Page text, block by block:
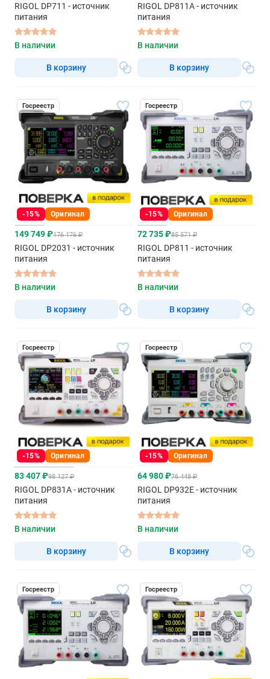
RIGOL DP711 - источник
питания
В наличии
В корзину
RIGOL DP811A - источник
питания
В наличии
В корзину
Госреестр
-15% Оригинал
149 749 ₽176 176 ₽
RIGOL DP2031 - источник
питания
В наличии
В корзину
Госреестр
-15% Оригинал
72 735 ₽85 571 ₽
RIGOL DP811 - источник
питания
В наличии
В корзину
Госреестр
-15% Оригинал
83 407 ₽98 127 ₽
RIGOL DP831A - источник
питания
В наличии
В корзину
Госреестр
-15% Оригинал
64 980 ₽76 448 ₽
RIGOL DP932E - источник
питания
В наличии
В корзину
Госреестр Госреестр